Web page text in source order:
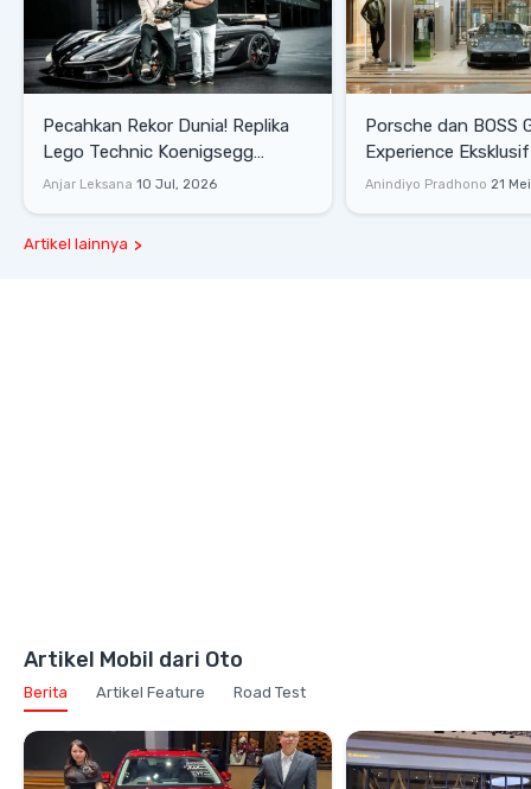
Pecahkan Rekor Dunia! Replika
Lego Technic Koenigsegg
Sadair's Spear Ukuran Asli Sukses
Anjar Leksana 10 Jul, 2026
Porsche dan BOSS
Experience
Senayan, Hadirkan
Anindiyo Pradhono 21
Artikel lainnya
Artikel Mobil dari Oto
Berita Artikel Feature Road Test